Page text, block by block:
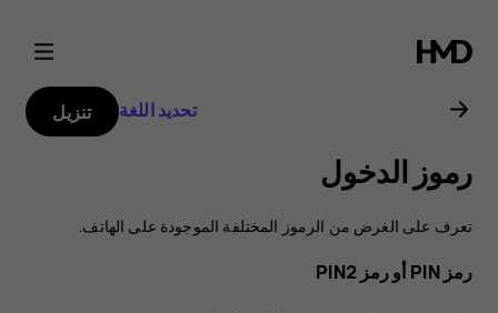
دليل
مستخدم
Nokia
C10
تحديد اللغة تنزيل
رموز الدخول
تعرف على الغرض من الرموز المختلفة الموجودة على الهاتف.
رمز PIN أو رمز PIN2